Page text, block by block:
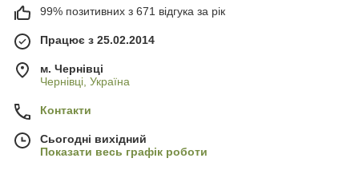
99% позитивних з 671 відгука за рік
Працює з 25.02.2014
м. Чернівці
Чернівці, Україна
Контакти
Сьогодні вихідний
Показати весь графік роботи